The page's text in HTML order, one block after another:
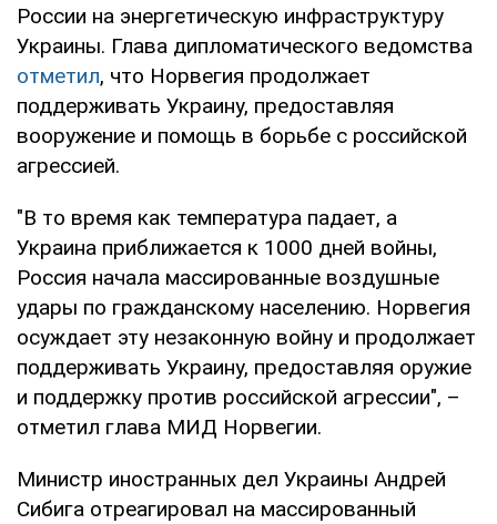
России на энергетическую инфраструктуру
Украины. Глава дипломатического ведомства
отметил, что Норвегия продолжает
поддерживать Украину, предоставляя
вооружение и помощь в борьбе с российской
агрессией.
"В то время как температура падает, а
Украина приближается к 1000 дней войны,
Россия начала массированные воздушные
удары по гражданскому населению. Норвегия
осуждает эту незаконную войну и продолжает
поддерживать Украину, предоставляя оружие
и поддержку против российской агрессии", –
отметил глава МИД Норвегии.
Министр иностранных дел Украины Андрей
Сибига отреагировал на массированный